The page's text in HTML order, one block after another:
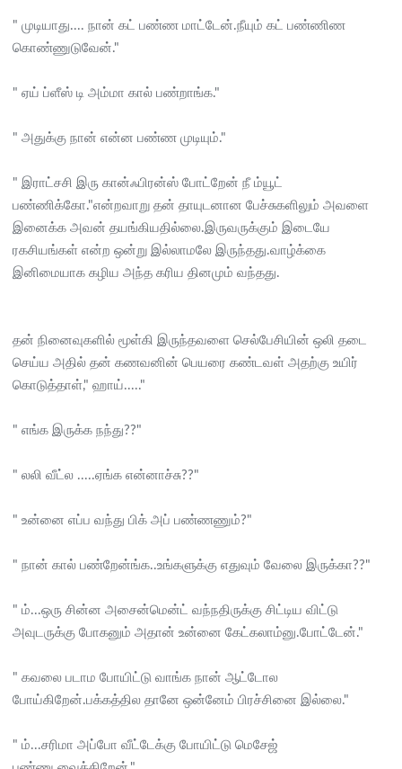
" முடியாது.... நான் கட் பண்ண மாட்டேன்.நீயும் கட் பண்ணிண
கொண்ணுடுவேன்."
" ஏய் ப்ளீஸ் டி அம்மா கால் பண்றாங்க."
" அதுக்கு நான் என்ன பண்ண முடியும்."
" இராட்சசி இரு கான்ஃபிரன்ஸ் போட்றேன் நீ ம்யூட்
பண்ணிக்கோ."என்றவாறு தன் தாயுடனான பேச்சுகளிலும் அவளை
இனைக்க அவன் தயங்கியதில்லை.இருவருக்கும் இடையே
ரகசியங்கள் என்ற ஒன்று இல்லாமலே இருந்தது.வாழ்க்கை
இனிமையாக கழிய அந்த கரிய தினமும் வந்தது.
தன் நினைவுகளில் மூள்கி இருந்தவளை செல்பேசியின் ஒலி தடை
செய்ய அதில் தன் கணவனின் பெயரை கண்டவள் அதற்கு உயிர்
கொடுத்தாள்," ஹாய்....."
" எங்க இருக்க நந்து??"
" லலி வீட்ல .....ஏங்க என்னாச்சு??"
" உன்னை எப்ப வந்து பிக் அப் பண்ணணும்?"
" நான் கால் பண்றேன்ங்க..உங்களுக்கு எதுவும் வேலை இருக்கா??"
" ம்...ஒரு சின்ன அசைன்மென்ட் வந்நதிருக்கு சிட்டிய விட்டு
அவுடருக்கு போகனும் அதான் உன்னை கேட்கலாம்னு.போட்டேன்."
" கவலை படாம போயிட்டு வாங்க நான் ஆட்டோல
போய்கிறேன்.பக்கத்தில தானே ஒன்னேம் பிரச்சினை இல்லை."
" ம்...சரிமா அப்போ வீட்டேக்கு போயிட்டு மெசேஜ்